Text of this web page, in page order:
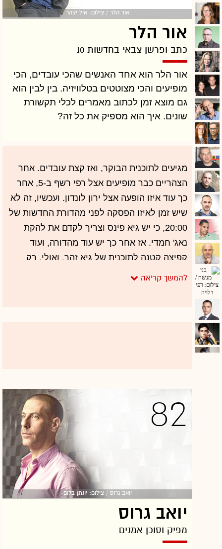
אור הלר / צילום: איל יצהר
אור הלר
כתב ופרשן צבאי בחדשות 10
אור הלר הוא אחד האנשים שהכי עובדים, הכי
מופיעים והכי מצוטטים בטלוויזיה. בין לבין הוא
גם מוצא זמן לכתוב מאמרים לכלי תקשורת
שונים. איך הוא מספיק את כל זה?
מגיעים לתוכנית הבוקר, ואז קצת עובדים. אחר
הצהריים כבר מופיעים אצל רפי רשף ב-5, אחר
כך עוד איזו הופעה אצל ירון לונדון. ועכשיו, זה לא
שיש זמן לאיזו הפסקה לפני מהדורת החדשות של
20:00, כי יש גיא פינס וצריך לקדם את להקת
נאג' חמדי. אז אחר כך יש עוד מהדורה, ועוד
קפיצה קטנה לתוכנית של גיא זהר. ואולי, רק
אולי, כדאי לבקר גם ב"לילה כלכלי" לדבר קצת
יואב גרוס / צילום: יונתן בלום
82
יואב גרוס
מפיק וסוכן אמנים